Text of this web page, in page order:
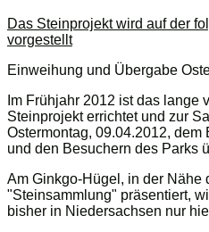
Das Steinprojekt wird auf der
vorgestellt
Einweihung und Übergabe
Im Frühjahr 2012 ist das lange
Steinprojekt errichtet und zur
Ostermontag, 09.04.2012,
und den Besuchern des Parks
Am Ginkgo-Hügel, in der Nähe
"Steinsammlung" präsentiert,
bisher in Niedersachsen nur